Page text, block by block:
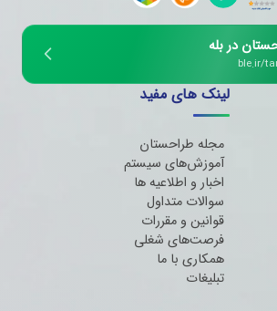
در بله
ble.ir/
لینک های مفید
مجله طراحستان
آموزش‌های سیستم
اخبار و اطلاعیه ها
سوالات متداول
قوانین و مقررات
فرصت‌های شغلی
همکاری با ما
تبلیغات